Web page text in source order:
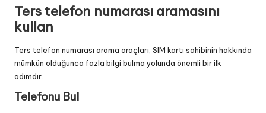
Ters telefon numarası aramasını
kullan
Ters telefon numarası arama araçları, SIM kartı sahibinin hakkında
mümkün olduğunca fazla bilgi bulma yolunda önemli bir ilk
adımdır.
Telefonu Bul